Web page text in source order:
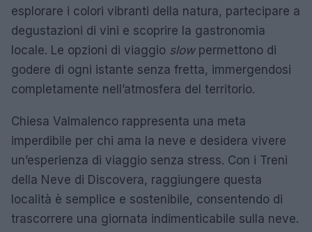
esplorare i colori vibranti della natura, partecipare a
degustazioni di vini e scoprire la gastronomia
locale. Le opzioni di viaggio slowpermettono di
godere di ogni istante senza fretta, immergendosi
completamente nell’atmosfera del territorio.
Chiesa Valmalenco rappresenta una meta
imperdibile per chi ama la neve e desidera vivere
un’esperienza di viaggio senza stress. Con i Treni
della Neve di Discovera, raggiungere questa
località è semplice e sostenibile, consentendo di
trascorrere una giornata indimenticabile sulla neve.